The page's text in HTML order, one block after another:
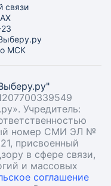
связи
МСК
Учредитель:
номер СМИ ЭЛ №
присвоенный
в сфере связи,
и массовых
соглашение